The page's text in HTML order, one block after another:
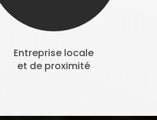
Entreprise locale
et de proximité